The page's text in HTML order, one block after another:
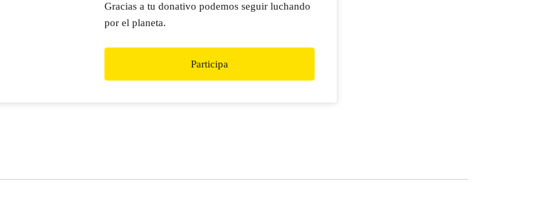
Gracias a tu donativo podemos seguir luchando
por el planeta.
Participa